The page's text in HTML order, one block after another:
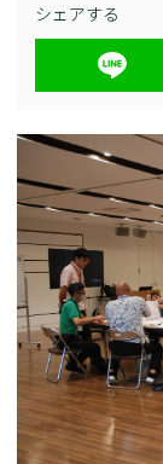
シェアする